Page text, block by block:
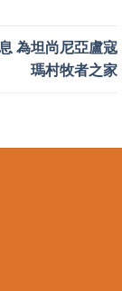
為坦尚尼亞盧寇
瑪村牧者之家